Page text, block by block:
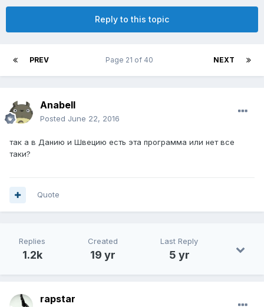
Reply to this topic
PREV NEXT
Page 21 of 40
Anabell
Posted June 22, 2016
так а в Данию и Швецию есть эта программа или нет все
таки?
Quote
Replies
1.2k
Created
19 yr
Last Reply
5 yr
rapstar